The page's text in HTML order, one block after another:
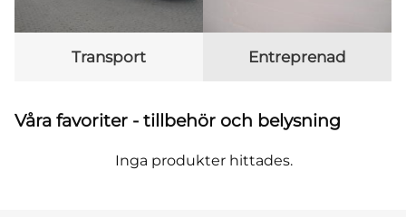
Transport Entreprenad
Våra favoriter - tillbehör och belysning
Inga produkter hittades.